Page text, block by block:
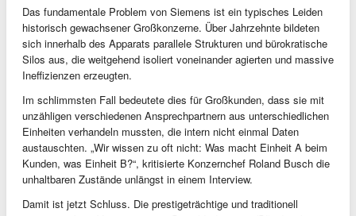
Das fundamentale Problem von Siemens ist ein typisches Leiden
historisch gewachsener Großkonzerne. Über Jahrzehnte bildeten
sich innerhalb des Apparats parallele Strukturen und bürokratische
Silos aus, die weitgehend isoliert voneinander agierten und massive
Ineffizienzen erzeugten.
Im schlimmsten Fall bedeutete dies für Großkunden, dass sie mit
unzähligen verschiedenen Ansprechpartnern aus unterschiedlichen
Einheiten verhandeln mussten, die intern nicht einmal Daten
austauschten. „Wir wissen zu oft nicht: Was macht Einheit A beim
Kunden, was Einheit B?“, kritisierte Konzernchef Roland Busch die
unhaltbaren Zustände unlängst in einem Interview.
Damit ist jetzt Schluss. Die prestigeträchtige und traditionell